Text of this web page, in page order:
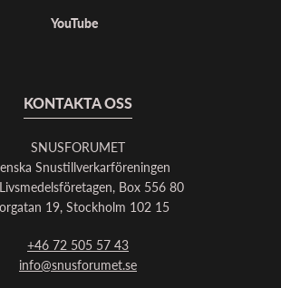
YouTube
KONTAKTA OSS
SNUSFORUMET
Snustillverkarföreningen
Box 556 80
19, Stockholm 102 15
+46 72 505 57 43
info@snusforumet.se